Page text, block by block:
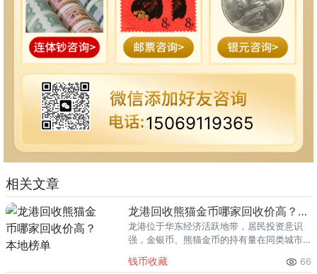
15069119365
相关文章
龙港回收熊猫金币哪家回收价高？本地榜单
龙港位于华东经济活跃地带，居民投资意识
强，金银币、熊猫金币的持有量在同类城市
熊猫金币的需求就明显升温，但鱼龙混杂的
钱币收藏 66